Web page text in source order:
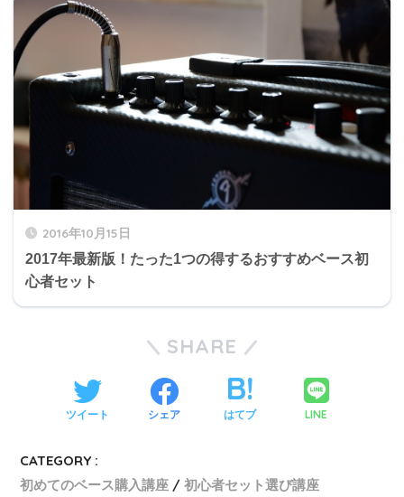
2016年10月15日
2017年最新版！たった1つの得するおすすめベース初
心者セット
SHARE
ツイート シェア はてブ LINE
CATEGORY :
初めてのベース購入講座
初心者セット選び講座